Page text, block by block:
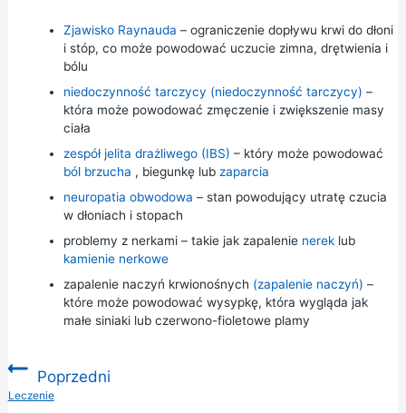
Zjawisko Raynauda – ograniczenie dopływu krwi do dłoni
i stóp, co może powodować uczucie zimna, drętwienia i
bólu
niedoczynność tarczycy (niedoczynność tarczycy) –
która może powodować zmęczenie i zwiększenie masy
ciała
zespół jelita drażliwego (IBS) – który może powodować
ból brzucha , biegunkęlub zaparcia
neuropatia obwodowa – stan powodujący utratę czucia
w dłoniach i stopach
problemy z nerkami – takie jak zapalenie nereklub
kamienie nerkowe
zapalenie naczyń krwionośnych (zapalenie naczyń) –
które może powodować wysypkę, która wygląda jak
małe siniaki lub czerwono-fioletowe plamy
Poprzedni
:Leczenie